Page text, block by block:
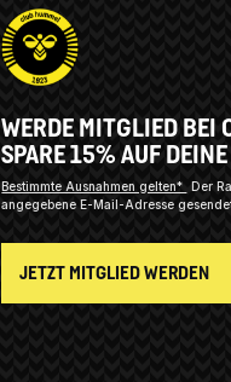
WERDE MITGLIED BEI
SPARE 15% AUF
Bestimmte Ausnahmen gelten*
Der
angegebene E-Mail-Adresse
JETZT MITGLIED WERDEN